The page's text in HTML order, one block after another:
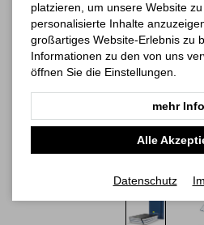
platzieren, um unsere Website zu
personalisierte Inhalte
großartiges Website-Erlebnis zu
Informationen zu den von uns
öffnen Sie die Einstellungen.
mehr
Alle
Datenschutz